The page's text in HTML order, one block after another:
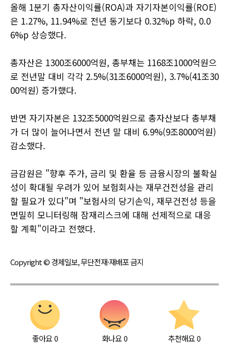
올해 1분기 총자산이익률(ROA)과 자기자본이익률(ROE)
은 1.27%, 11.94%로 전년 동기보다 0.32%p 하락, 0.0
6%p 상승했다.
총자산은 1300조6000억원, 총부채는 1168조1000억원으
로 전년말 대비 각각 2.5%(31조6000억원), 3.7%(41조30
00억원) 증가했다.
반면 자기자본은 132조5000억원으로 총자산보다 총부채
가 더 많이 늘어나면서 전년 말 대비 6.9%(9조8000억원)
감소했다.
금감원은 "향후 주가, 금리 및 환율 등 금융시장의 불확실
성이 확대될 우려가 있어 보험회사는 재무건전성을 관리
할 필요가 있다"며 "보험사의 당기손익, 재무건전성 등을
면밀히 모니터링해 잠재리스크에 대해 선제적으로 대응
할 계획"이라고 전했다.
Copyright © 경제일보, 무단전재·재배포 금지
좋아요0 화나요0 추천해요 0